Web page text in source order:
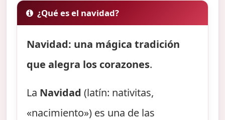
¿Qué es el navidad?
Navidad: una mágica tradición
que alegra los corazones.
La Navidad(latín: nativitas,
«nacimiento») es una de las